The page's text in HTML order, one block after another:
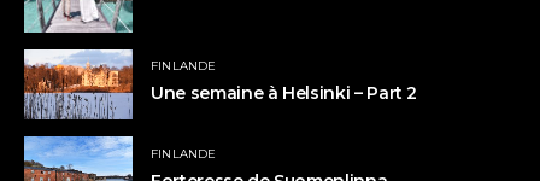
FINLANDE
Une semaine à Helsinki – Part 2
FINLANDE